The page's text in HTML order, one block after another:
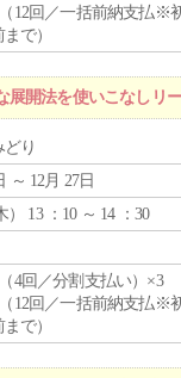
（12回／一括前納支払※
で）
開法を使いこなしリ
り
～ 12月 27日
） 13 ：10 ～ 14 ：30
4回／分割支払い）×3
（12回／一括前納支払※
で）